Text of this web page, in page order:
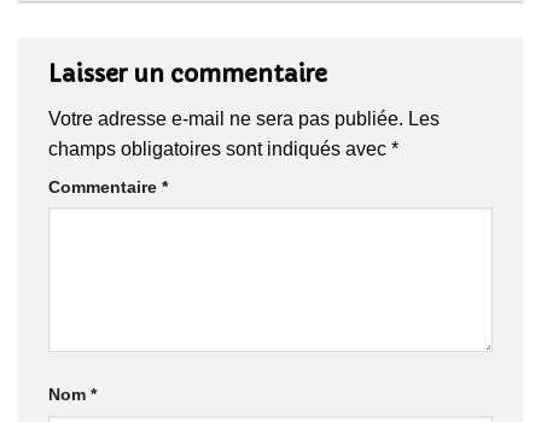
Laisser un commentaire
Votre adresse e-mail ne sera pas publiée. Les
champs obligatoires sont indiqués avec *
Commentaire *
Nom *